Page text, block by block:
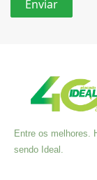
Entre os melhores.
sendo Ideal.